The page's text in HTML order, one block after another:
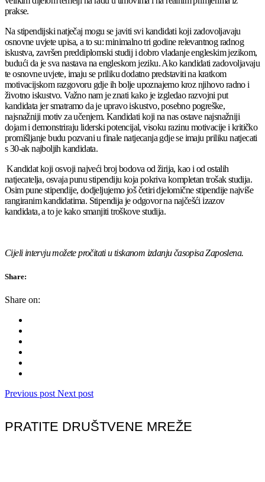
prakse.
Na stipendijski natječaj mogu se javiti svi kandidati koji zadovoljavaju
osnovne uvjete upisa, a to su: minimalno tri godine relevantnog radnog
iskustva, završen preddiplomski studij i dobro vladanje engleskim jezikom,
budući da je sva nastava na engleskom jeziku. Ako kandidati zadovoljavaju
te osnovne uvjete, imaju se priliku dodatno predstaviti na kratkom
motivacijskom razgovoru gdje ih bolje upoznajemo kroz njihovo radno i
životno iskustvo. Važno nam je znati kako je izgledao razvojni put
kandidata jer smatramo da je upravo iskustvo, posebno pogreške,
najsnažniji motiv za učenjem. Kandidati koji na nas ostave najsnažniji
dojam i demonstriraju liderski potencijal, visoku razinu motivacije i kritičko
promišljanje budu pozvani u finale natjecanja gdje se imaju priliku natjecati
s 30-ak najboljih kandidata.
Kandidat koji osvoji najveći broj bodova od žirija, kao i od ostalih
natjecatelja, osvaja punu stipendiju koja pokriva kompletan trošak studija.
Osim pune stipendije, dodjeljujemo još četiri djelomične stipendije najviše
rangiranim kandidatima. Stipendija je odgovor na najčešći izazov
kandidata, a to je kako smanjiti troškove studija.
Cijeli intervju možete pročitati u tiskanom izdanju časopisa Zaposlena.
Share:
Share on:
Previous post Next post
PRATITE DRUŠTVENE MREŽE